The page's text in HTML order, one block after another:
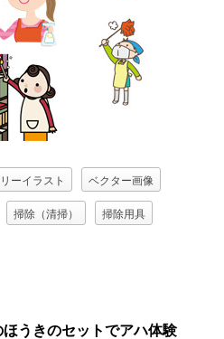
ーイラスト ベクター画像
掃除（清掃） 掃除用具
うきのセットでアハ体験